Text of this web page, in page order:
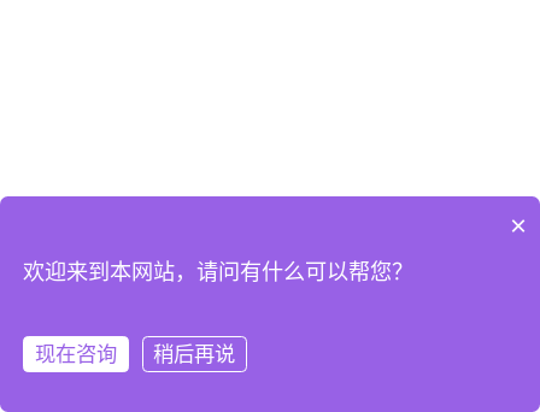
×
欢迎来到本网站，请问有什么可以帮您？
现在咨询 稍后再说